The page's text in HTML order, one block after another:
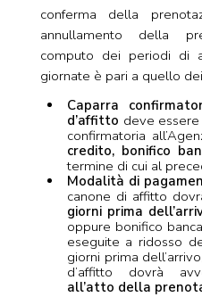
conferma della
annullamento della
computo dei periodi di
giornate è pari a quello
Caparra
d’affitto deve
confirmatoria
credito, bonifico
termine di cui al
Modalità di
canone di affitto
giorni prima
oppure bonifico
eseguite a ridosso
giorni prima
d’affitto dovrà
all’atto della